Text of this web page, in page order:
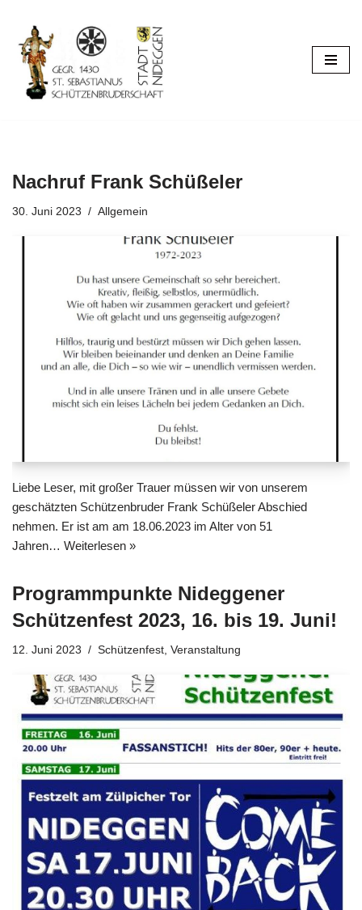
Zum
Inhalt
springen
Nachruf Frank Schüßeler
30. Juni 2023 Allgemein
Liebe Leser, mit großer Trauer müssen wir von unserem
geschätzten Schützenbruder Frank Schüßeler Abschied
nehmen. Er ist am am 18.06.2023 im Alter von 51
Jahren… Weiterlesen »
Programmpunkte Nideggener
Schützenfest 2023, 16. bis 19. Juni!
12. Juni 2023 Schützenfest Veranstaltung